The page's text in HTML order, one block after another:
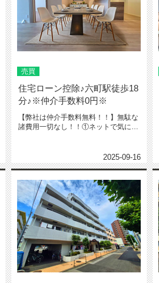
売買
住宅ローン控除♪六町駅徒歩18
分♪※仲介手数料0円※
【弊社は仲介手数料無料！！】無駄な
諸費用一切なし！！①ネットで気にな
2025-09-16